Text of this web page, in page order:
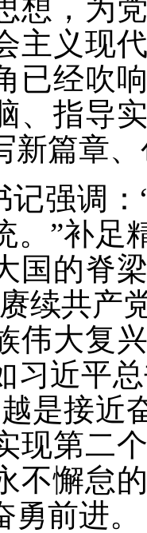
想，为
主义现
已经吹
、指导
新篇章
强调：
。”补足
国的脊
续共产
伟大复
习近平
是接近
现第二
不懈怠
前进。